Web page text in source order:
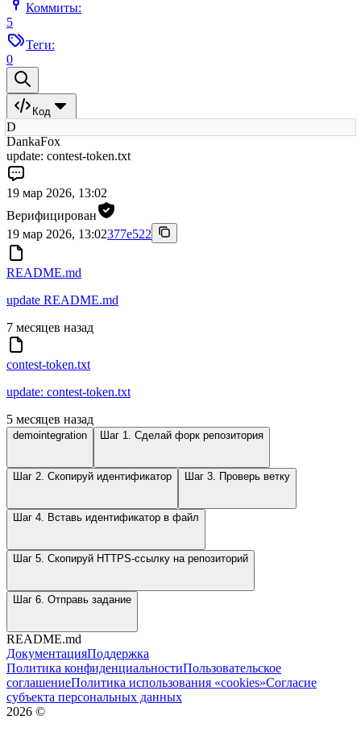
Коммиты:
5
Теги:
0
Код
D
DankaFox
update: contest-token.txt
19 мар 2026, 13:02
Верифицирован
19 мар 2026, 13:02377e522
README.md
update README.md
7 месяцев назад
contest-token.txt
update: contest-token.txt
5 месяцев назад
demointegration Шаг 1. Сделай форк репозитория
Шаг 2. Скопируй идентификатор Шаг 3. Проверь ветку
Шаг 4. Вставь идентификатор в файл
Шаг 5. Скопируй HTTPS-ссылку на репозиторий
Шаг 6. Отправь задание
README.md
ДокументацияПоддержка
Политика конфиденциальностиПользовательское
соглашениеПолитика использования «cookies»Согласие
субъекта персональных данных
2026 ©